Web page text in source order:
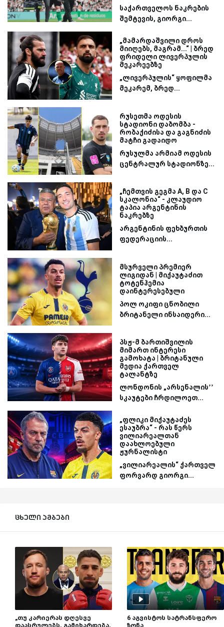
საქართველოს ნაკრების
შემტევის, გიორგი...
„მამარდაშვილი დროს
მიიღებს, მაგრამ...“ | ბრედ
ფრიდელი ლივერპულის
მეკარეებზე
„ლივერპულის“ ყოფილმა
მეკარემ, ბრედ...
რუსეთმა ოდესის
სტადიონი დაბომბა -
რობაქიძისა და გაგნიძის
მატჩი გადაიდო
რუსულმა არმიამ ოდესის
ცენტრალურ სტადიონზე...
„ჩემთვის გეგმა A, B და C
სკალონია“ - კლაუდიო
ტაპია არგენტინის
ნაკრებზე
არგენტინის ფეხბურთის
ფედერაციის...
მსურველი პრემიერ
ლიგიდან | მიქაუტაძით
ტოტენჰემია
დაინტერესებული
პოლ ოკიფი ცნობილი
ბრიტანელი ინსაიდერი...
პსჟ-მ ბართიშვილის
მიმართ ინტერესი
გამოხატა | ბრიტანული
მედია ქართველ
ტალანტზე
ლონდონის „არსენალის’’
სკაუტები ჩრდილოეთ...
„ფლიკი მიქაუტაძეს
ესაუბრა“ - რას წერს
ვილიარეალთან
დაახლოებული
ჟურნალისტი
„ვილიარეალის“ ქართველ
ფორვარდ გიორგი...
ცხელი ამბები
„თუ კარიერას დღესვე
დაასრულებს, გამიხარდება,
6 აგვისტოს სატრანსფერო
ზონა